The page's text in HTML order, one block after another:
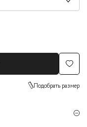
Подобрать размер